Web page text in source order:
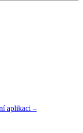
aplikaci –